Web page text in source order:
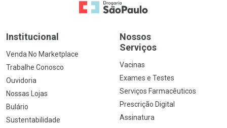
Ir para a Home
Institucional
Venda No Marketplace
Trabalhe Conosco
Ouvidoria
Nossas Lojas
Bulário
Sustentabilidade
Nossos
Serviços
Vacinas
Exames e Testes
Serviços Farmacêuticos
Prescrição Digital
Assinatura